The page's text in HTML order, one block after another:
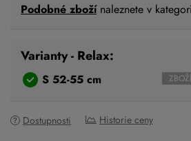
Podobné zbožínaleznete v
Varianty - Relax:
S 52-55 cm
Dostupnosti Historie ceny